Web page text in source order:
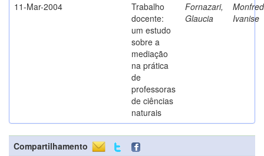
11-Mar-2004
Trabalho
docente:
um estudo
sobre a
mediação
na prática
de
professoras
de ciências
naturais
Fornazari,
Glaucia
Ivanise
Compartilhamento